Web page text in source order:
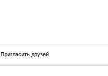
Пригласить друзей